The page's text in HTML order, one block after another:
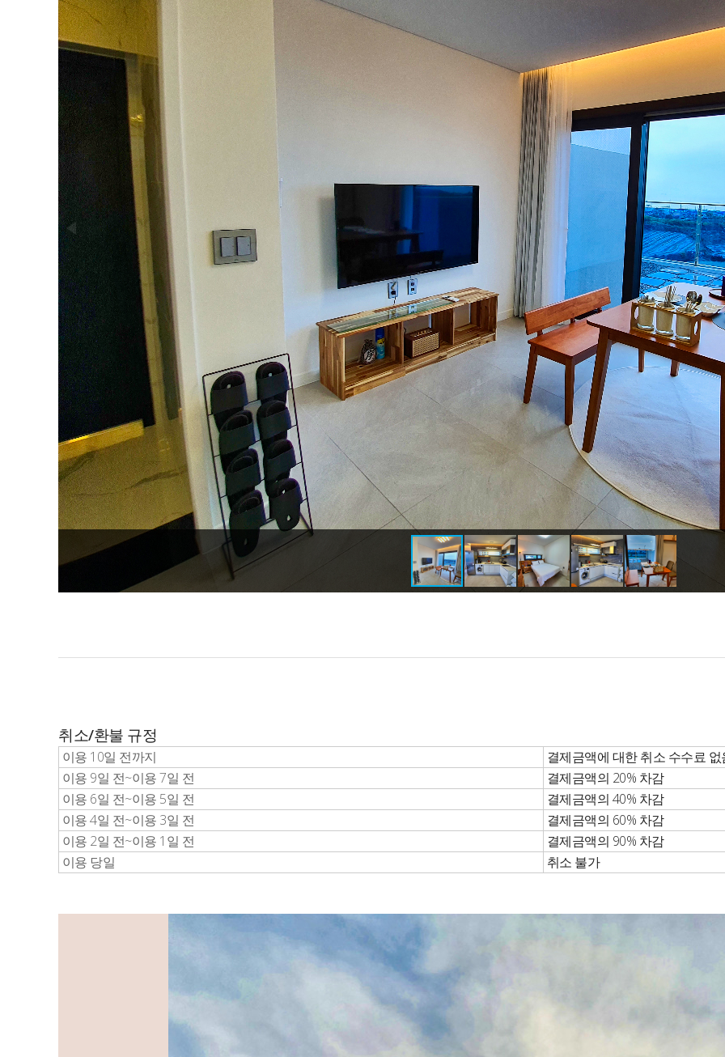
취소/환불 규정
이용 10일 전까지
결제금액에 대한 취소 수수료 없
이용 9일 전~이용 7일 전
결제금액의 20% 차감
이용 6일 전~이용 5일 전
결제금액의 40% 차감
이용 4일 전~이용 3일 전
결제금액의 60% 차감
이용 2일 전~이용 1일 전
결제금액의 90% 차감
이용 당일
취소 불가